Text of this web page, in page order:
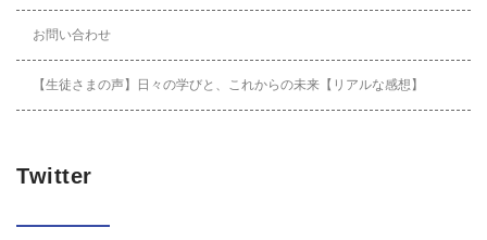
お問い合わせ
【生徒さまの声】日々の学びと、これからの未来【リアルな感想】
Twitter